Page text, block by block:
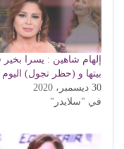
إلهام شاهين : يسرا
بيتها و (حظر تجول) اليوم
30 ديسمبر، 2020
في "سلايدر"